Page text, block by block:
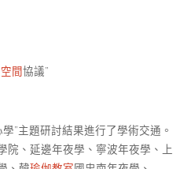
間協議”
”主題研討結果進行了學術交通。
院、延邊年夜學、寧波年夜學、上